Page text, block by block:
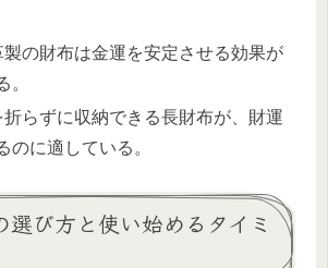
製の財布は金運を安定させる効果が
。
折らずに収納できる長財布が、財運
のに適している。
び方と使い始めるタイミ